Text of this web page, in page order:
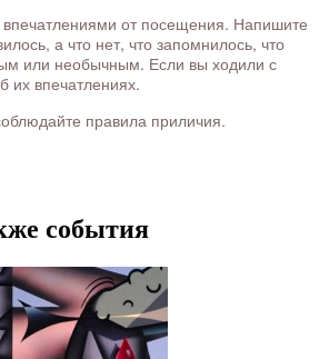
от посещения. Напишите
а что нет, что запомнилось, что
или необычным. Если вы ходили с
их впечатлениях.
правила приличия.
события